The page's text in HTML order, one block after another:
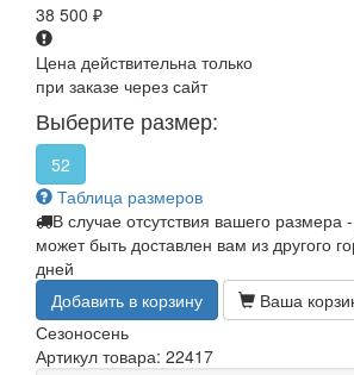
38 500 ₽
Цена действительна только
при заказе через сайт
Выберите размер:
52
Таблица размеров
В случае отсутствия вашего размера
может быть доставлен вам из другого
дней
Добавить в корзину
Ваша
Сезоносень
Артикул товара: 22417